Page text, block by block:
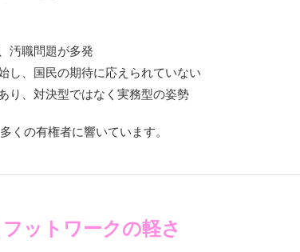
汚職問題が多発
し、国民の期待に応えられていない
り、対決型ではなく実務型の姿勢
くの有権者に響いています。
ットワークの軽さ